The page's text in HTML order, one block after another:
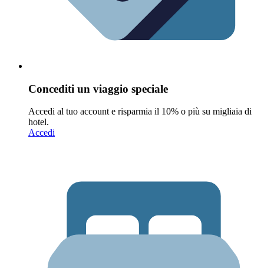
Concediti un viaggio speciale
Accedi al tuo account e risparmia il 10% o più su migliaia di
hotel.
Accedi